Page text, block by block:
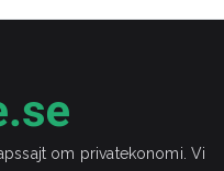
om privatekonomi. Vi